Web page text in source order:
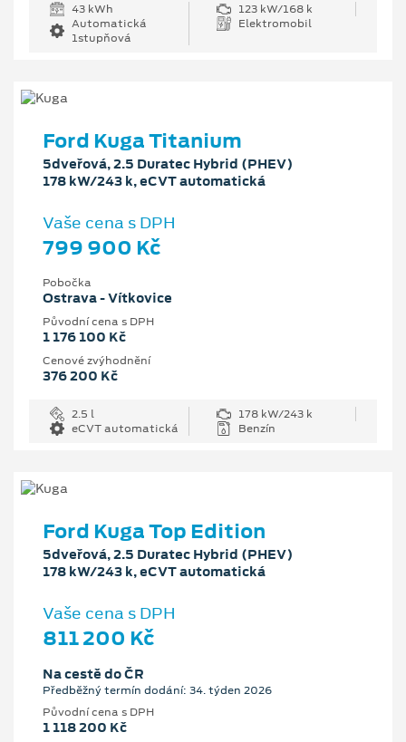
43 kWh
123 kW/168 k
Automatická
1stupňová
Elektromobil
Ford Kuga Titanium
5dveřová, 2.5 Duratec Hybrid (PHEV)
178 kW/243 k, eCVT automatická
Vaše cena s DPH
799 900 Kč
Pobočka
Ostrava - Vítkovice
Původní cena s DPH
1 176 100 Kč
Cenové zvýhodnění
376 200 Kč
2.5 l
178 kW/243 k
eCVT automatická
Benzín
Ford Kuga Top Edition
5dveřová, 2.5 Duratec Hybrid (PHEV)
178 kW/243 k, eCVT automatická
Vaše cena s DPH
811 200 Kč
Na cestě do ČR
Předběžný termín dodání: 34. týden 2026
Původní cena s DPH
1 118 200 Kč